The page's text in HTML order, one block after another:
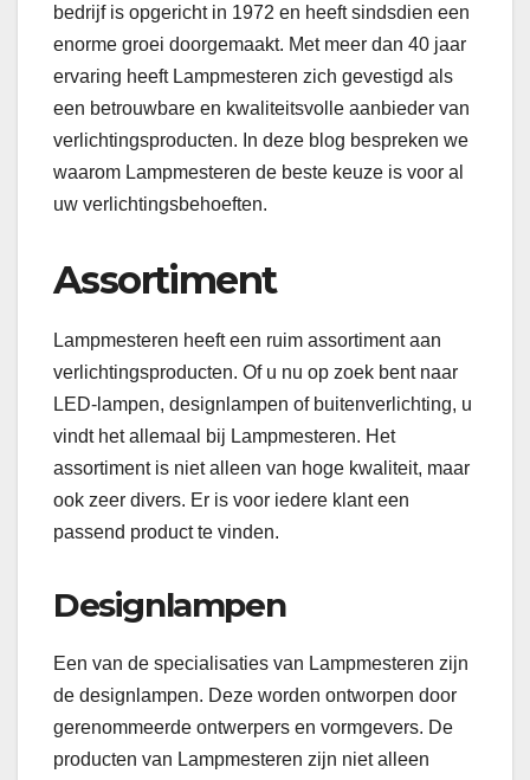
bedrijf is opgericht in 1972 en heeft sindsdien een
enorme groei doorgemaakt. Met meer dan 40 jaar
ervaring heeft Lampmesteren zich gevestigd als
een betrouwbare en kwaliteitsvolle aanbieder van
verlichtingsproducten. In deze blog bespreken we
waarom Lampmesteren de beste keuze is voor al
uw verlichtingsbehoeften.
Assortiment
Lampmesteren heeft een ruim assortiment aan
verlichtingsproducten. Of u nu op zoek bent naar
LED-lampen, designlampen of buitenverlichting, u
vindt het allemaal bij Lampmesteren. Het
assortiment is niet alleen van hoge kwaliteit, maar
ook zeer divers. Er is voor iedere klant een
passend product te vinden.
Designlampen
Een van de specialisaties van Lampmesteren zijn
de designlampen. Deze worden ontworpen door
gerenommeerde ontwerpers en vormgevers. De
producten van Lampmesteren zijn niet alleen